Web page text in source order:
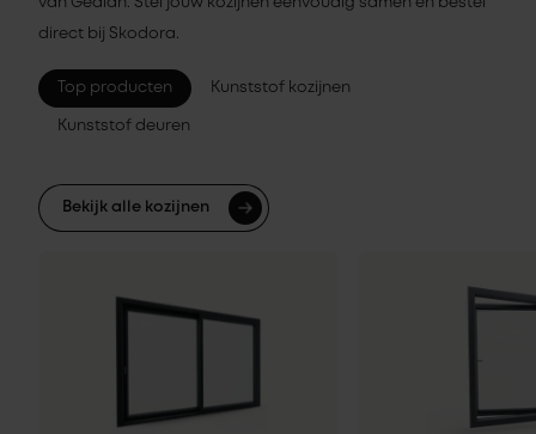
van Gealan. Stel jouw kozijnen eenvoudig samen en bestel
direct bij Skodora.
Top producten Kunststof kozijnen
Kunststof deuren
Bekijk alle kozijnen